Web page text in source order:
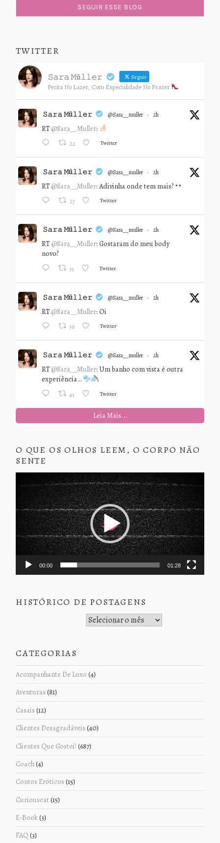
TWITTER
𝚂𝚊𝚛𝚊 𝙼ü𝚕𝚕𝚎𝚛 Seguir
Perita No Lazer, Com Especialidade No Prazer
𝚂𝚊𝚛𝚊 𝙼ü𝚕𝚕𝚎𝚛 @sara__muller · 2h
RT @Sara__Muller:
22 Twitter
𝚂𝚊𝚛𝚊 𝙼ü𝚕𝚕𝚎𝚛 @sara__muller · 2h
RT @Sara__Muller: Adivinha onde tem mais?
27 Twitter
𝚂𝚊𝚛𝚊 𝙼ü𝚕𝚕𝚎𝚛 @sara__muller · 2h
RT @Sara__Muller: Gostaram do meu body
novo?
31 Twitter
𝚂𝚊𝚛𝚊 𝙼ü𝚕𝚕𝚎𝚛 @sara__muller · 2h
RT @Sara__Muller: Oi
36 Twitter
𝚂𝚊𝚛𝚊 𝙼ü𝚕𝚕𝚎𝚛 @sara__muller · 2h
RT @Sara__Muller: Um banho com vista é outra
experiência…
41 Twitter
Leia Mais...
O QUE OS OLHOS LEEM, O CORPO NÃO
SENTE
de
vídeo
00:00 01:28
HISTÓRICO DE POSTAGENS
CATEGORIAS
Acompanhante De Luxo (4)
Aventuras (81)
Casais (12)
Clientes Desagradáveis (40)
Clientes Que Gostei! (687)
Coach(4)
Contos Eróticos (15)
Curiouscat (15)
E-Book(3)
FAQ (3)